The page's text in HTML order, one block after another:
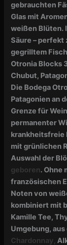
gebrauchten
Glas mit
weißen Blüten.
Säure –
gegrilltem
Otronia Blocks
Chubut,
Die Bodega
Patagonien an
Grenze für
permanenter
krankheitsfreie
mit grünlichen
Auswahl der
geboren. Ohne
französischen
Noten von
kombiniert mit
Kamille Tee,
Umgebung, aus
Chardonnay,